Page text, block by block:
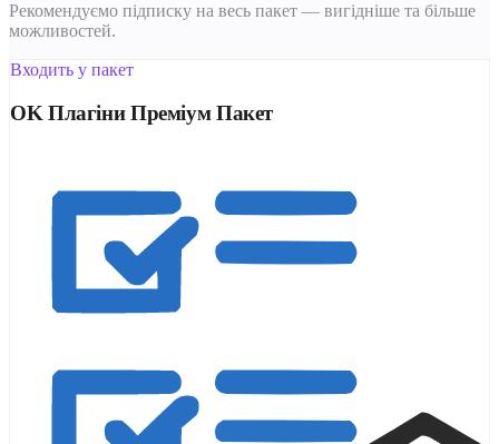
Рекомендуємо підписку на весь пакет — вигідніше та більше
можливостей.
Входить у пакет
OK Плагіни Преміум Пакет